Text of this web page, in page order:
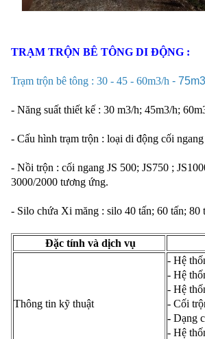
TRẠM TRỘN BÊ TÔNG DI ĐỘNG :
Trạm trộn bê tông : 30 - 45 - 60m3/h -
- Năng suất thiết kế : 30 m3/h; 45m3/h;
- Cấu hình trạm trộn : loại di động cối
- Nồi trộn : cối ngang JS 500; JS750 ;
3000/2000 tương ứng.
- Silo chứa Xi măng : silo 40 tấn; 60 tấn; 80
Ðặc tính và dịch vụ
Thông tin kỹ thuật
- Hệ
- Hệ
- Hệ
- Cối
-Dạng
- Hệ